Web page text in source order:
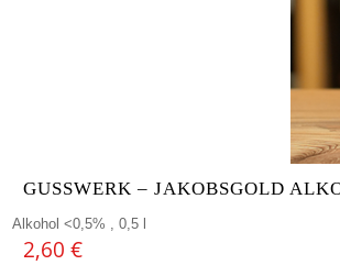
GUSSWERK – JAKOBSGOLD
Alkohol <0,5% , 0,5 l
2,60 €